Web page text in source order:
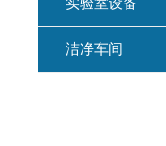
实验室设备
洁净车间